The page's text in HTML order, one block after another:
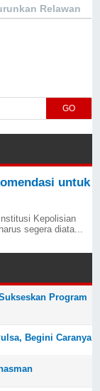
Relawan
GO
untuk
Kepolisian
segera diata...
Program
Begini Caranya